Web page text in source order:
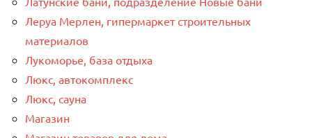
Леруа Мерлен, гипермаркет строительных
материалов
Лукоморье, база отдыха
Люкс, автокомплекс
Люкс, сауна
Магазин